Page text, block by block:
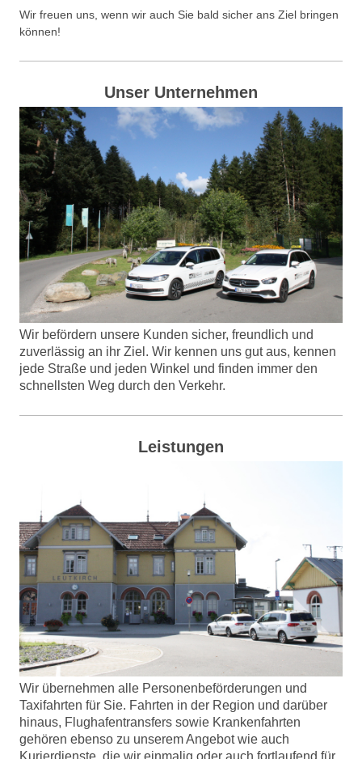
Wir freuen uns, wenn wir auch Sie bald sicher ans Ziel bringen
können!
Unser Unternehmen
Wir befördern unsere Kunden sicher, freundlich und
zuverlässig an ihr Ziel. Wir kennen uns gut aus, kennen
jede Straße und jeden Winkel und finden immer den
schnellsten Weg durch den Verkehr.
Leistungen
Wir übernehmen alle Personenbeförderungen und
Taxifahrten für Sie. Fahrten in der Region und darüber
hinaus, Flughafentransfers sowie Krankenfahrten
gehören ebenso zu unserem Angebot wie auch
Kurierdienste, die wir einmalig oder auch fortlaufend für